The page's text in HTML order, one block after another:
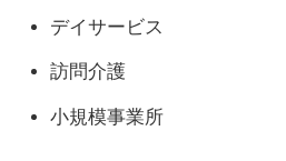
デイサービス
訪問介護
小規模事業所